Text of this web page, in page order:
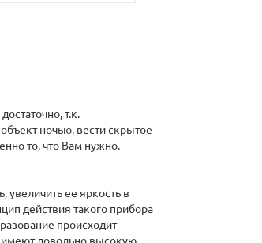
т.к.
ночью, вести скрытое
то, что Вам нужно.
ее яркость в
действия такого прибора
происходит
имеют довольно высокую